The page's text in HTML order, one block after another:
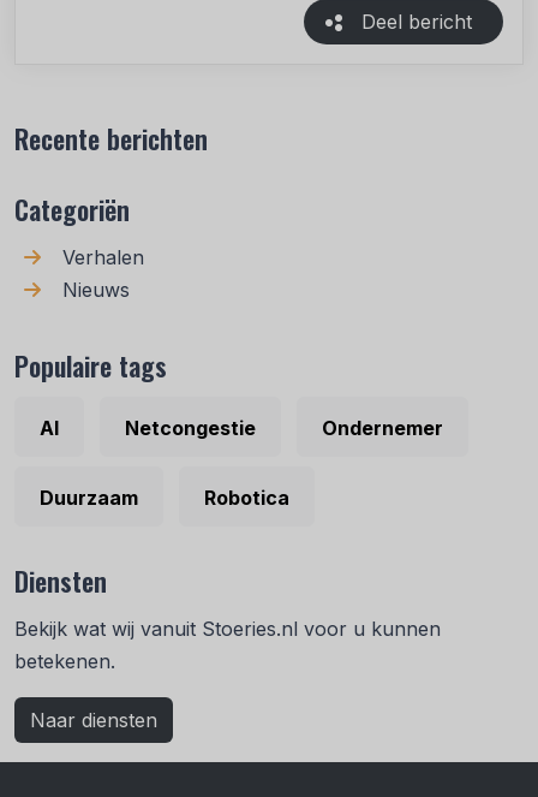
Deel bericht
Recente berichten
Categoriën
Verhalen
Nieuws
Populaire tags
AI Netcongestie Ondernemer
Duurzaam Robotica
Diensten
Bekijk wat wij vanuit Stoeries.nl voor u kunnen
betekenen.
Naar diensten